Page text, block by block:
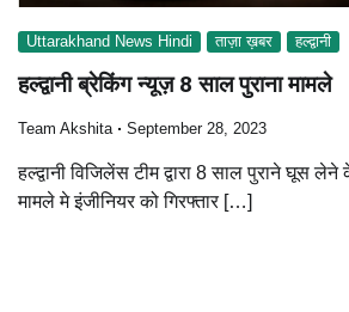
Uttarakhand News Hindi ताज़ा ख़बर हल्द्वानी
हल्द्वानी ब्रेकिंग न्यूज़ 8 साल पुराना मामले
Team Akshita September 28, 2023
हल्द्वानी विजिलेंस टीम द्वारा 8 साल पुराने घूस लेने
मामले मे इंजीनियर को गिरफ्तार […]